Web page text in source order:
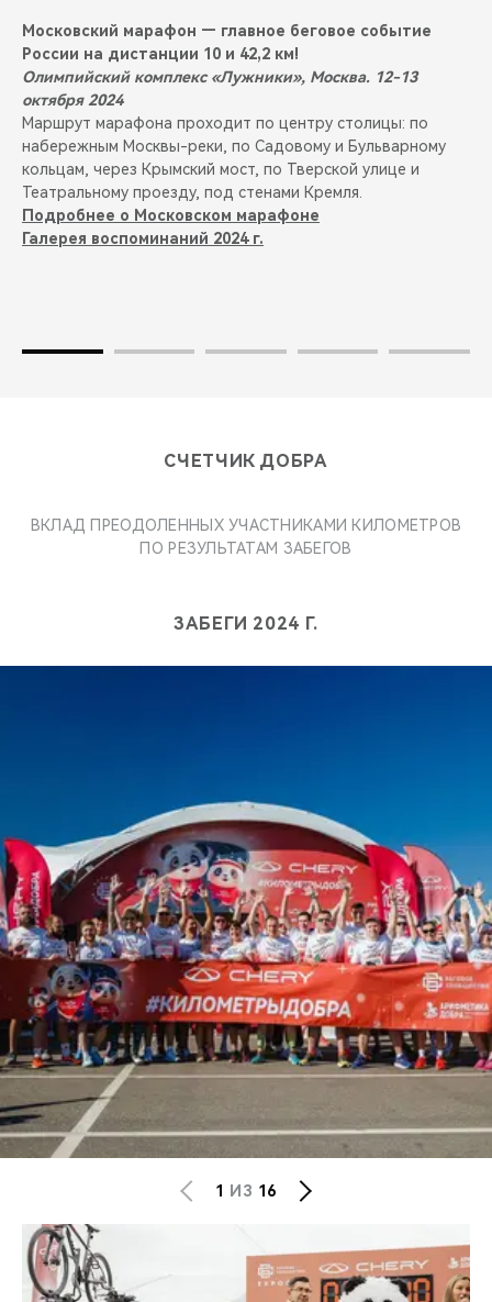
Московский марафон — главное беговое событие
России на дистанции 10 и 42,2 км!
Олимпийский комплекс «Лужники», Москва. 12-13
октября 2024
Маршрут марафона проходит по центру столицы: по
набережным Москвы-реки, по Садовому и Бульварному
кольцам, через Крымский мост, по Тверской улице и
Театральному проезду, под стенами Кремля.
Подробнее о Московском марафоне
Галерея воспоминаний 2024 г.
СЧЕТЧИК ДОБРА
ВКЛАД ПРЕОДОЛЕННЫХ УЧАСТНИКАМИ КИЛОМЕТРОВ
ПО РЕЗУЛЬТАТАМ ЗАБЕГОВ
ЗАБЕГИ 2024 Г.
1 ИЗ 16